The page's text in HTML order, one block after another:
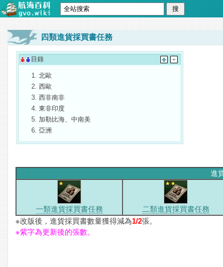
四類進貨採買書任務
目錄
北歐
西歐
西非南非
東非印度
加勒比海、中南美
亞洲
進
一類進貨採買書任務
二類進貨採買書任務
※改版後，進貨採買書數量獲得減為1/2張。
※紫字為更新後的張數。